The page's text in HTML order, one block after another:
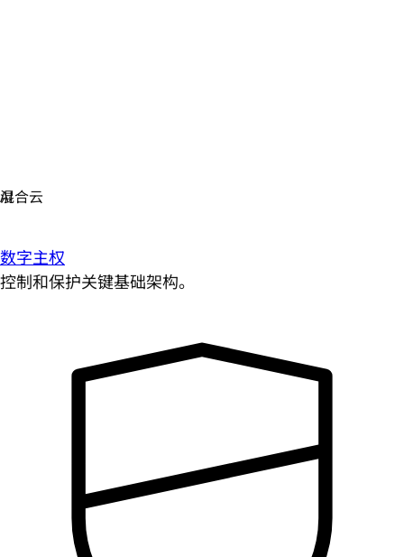
数字主权
控制和保护关键基础架构。